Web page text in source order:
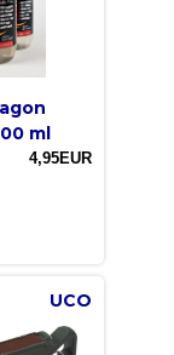
ml
4,95EUR
UCO